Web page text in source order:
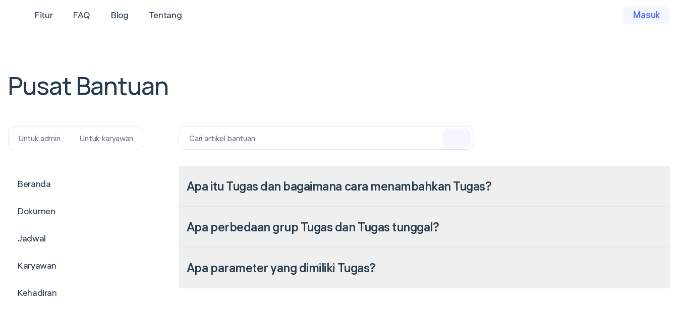
Fitur FAQ Blog Tentang Masuk
Pusat Bantuan
Untuk admin Untuk karyawan
Beranda
Dokumen
Jadwal
Karyawan
Kehadiran
Cari artikel bantuan
Apa itu Tugas dan bagaimana cara menambahkan Tugas?
Apa perbedaan grup Tugas dan Tugas tunggal?
Apa parameter yang dimiliki Tugas?